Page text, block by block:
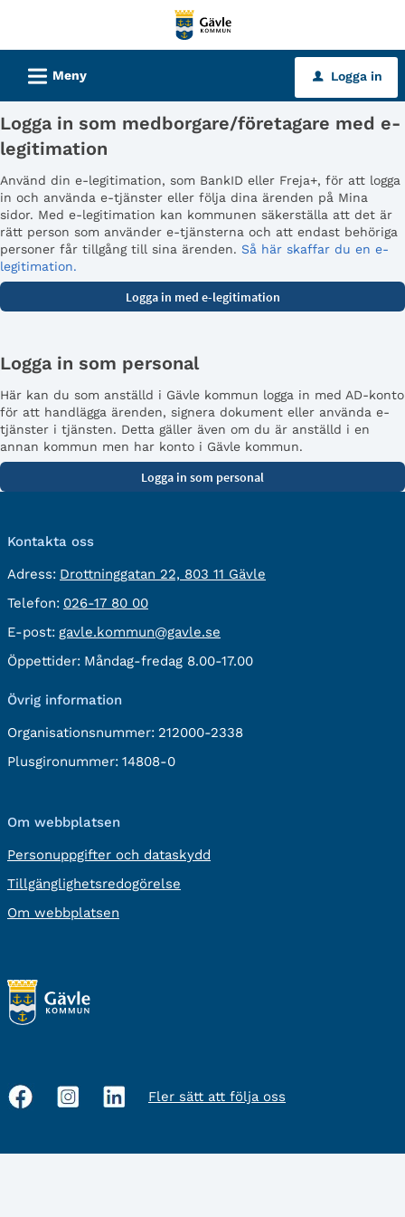
tjänster
Gävle
kommun
L Meny u Logga in
Logga in som medborgare/företagare med e-
legitimation
Använd din e-legitimation, som BankID eller Freja+, för att logga
in och använda e-tjänster eller följa dina ärenden på Mina
sidor. Med e-legitimation kan kommunen säkerställa att det är
rätt person som använder e-tjänsterna och att endast behöriga
personer får tillgång till sina ärenden. Så här skaffar du en e-
legitimation.
Logga in som personal
Här kan du som anställd i Gävle kommun logga in med AD-konto
för att handlägga ärenden, signera dokument eller använda e-
tjänster i tjänsten. Detta gäller även om du är anställd i en
annan kommun men har konto i Gävle kommun.
Kontakta oss
Adress: besöksadress:
Drottninggatan 22, 803 11 Gävle
Telefon: Telefon:
026-17 80 00
E-post: E-
post:
gavle.kommun@gavle.se
Öppettider: Måndag-fredag 8.00-17.00
Övrig information
Organisationsnummer: 212000-2338
Plusgironummer: 14808-0
Om webbplatsen
Personuppgifter och dataskydd
Tillgänglighetsredogörelse
Om webbplatsen
Sociala
Fler sätt att följa oss